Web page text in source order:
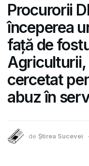
Procurorii
începerea
față de
Agriculturii,
cercetat
abuz în
de Știrea Sucevei